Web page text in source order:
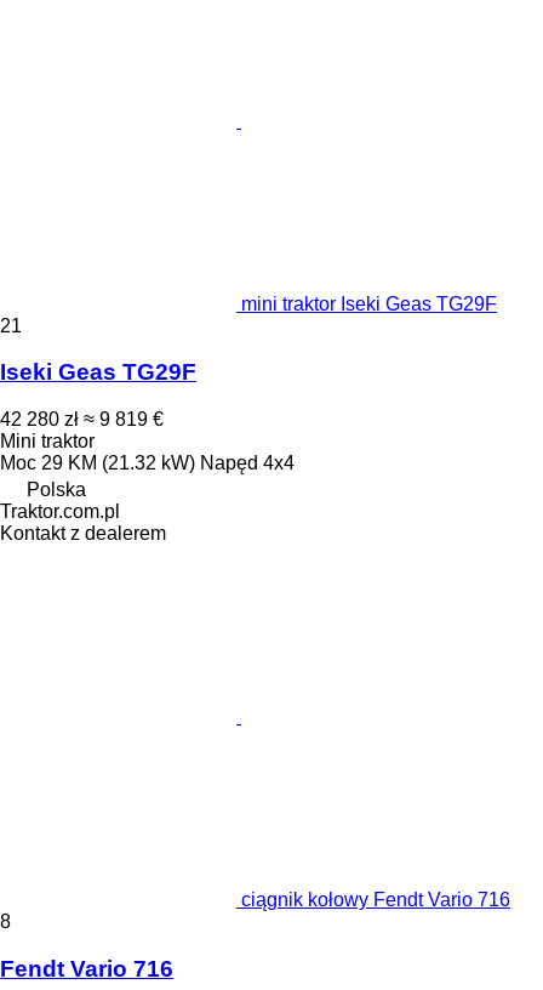
mini traktor Iseki Geas TG29F
21
Iseki Geas TG29F
42 280 zł ≈ 9 819 €
Mini traktor
Moc 29 KM (21.32 kW) Napęd 4x4
Polska
Traktor.com.pl
Kontakt z dealerem
ciągnik kołowy Fendt Vario 716
8
Fendt Vario 716